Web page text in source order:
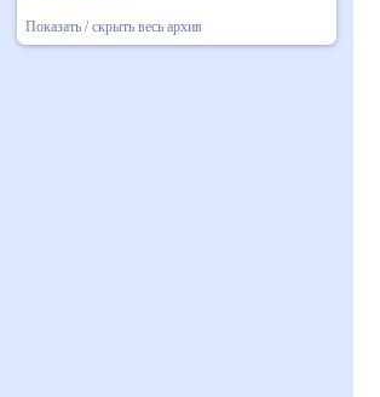
Показать / скрыть весь архив